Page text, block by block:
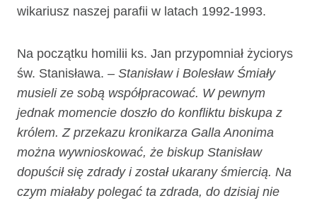
wikariusz naszej parafii w latach 1992-1993.
Na początku homilii ks. Jan przypomniał życiorys
św. Stanisława. – Stanisław i Bolesław Śmiały
musieli ze sobą współpracować. W pewnym
jednak momencie doszło do konfliktu biskupa z
królem. Z przekazu kronikarza Galla Anonima
można wywnioskować, że biskup Stanisław
dopuścił się zdrady i został ukarany śmiercią. Na
czym miałaby polegać ta zdrada, do dzisiaj nie